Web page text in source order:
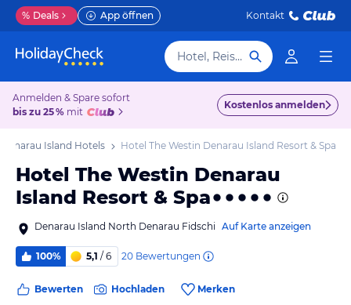
% Deals App öffnen Kontakt
Hotel, Reiseziel
Anmelden & Spare sofort
bis zu 25 % mit
Kostenlos anmelden
Denarau Island Hotels Hotel The Westin Denarau Island Resort & Spa
Hotel The Westin Denarau
Island Resort & Spa
Denarau Island North Denarau Fidschi Auf Karte anzeigen
100% 5,1 / 6 20 Bewertungen
Bewerten Hochladen Merken